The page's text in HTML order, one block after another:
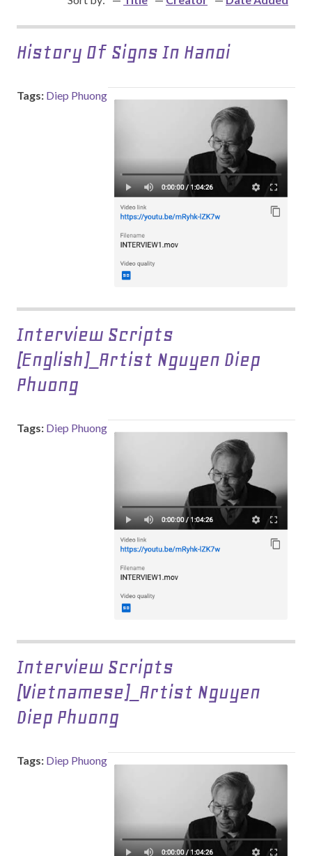
History Of Signs In Hanoi
Tags: Diep Phuong
Interview Scripts
(English)_Artist Nguyen Diep
Phuong
Tags: Diep Phuong
Interview Scripts
(vietnamese)_Artist Nguyen
Diep Phuong
Tags: Diep Phuong